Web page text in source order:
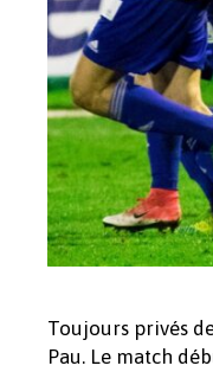
Toujours privés
Pau. Le match